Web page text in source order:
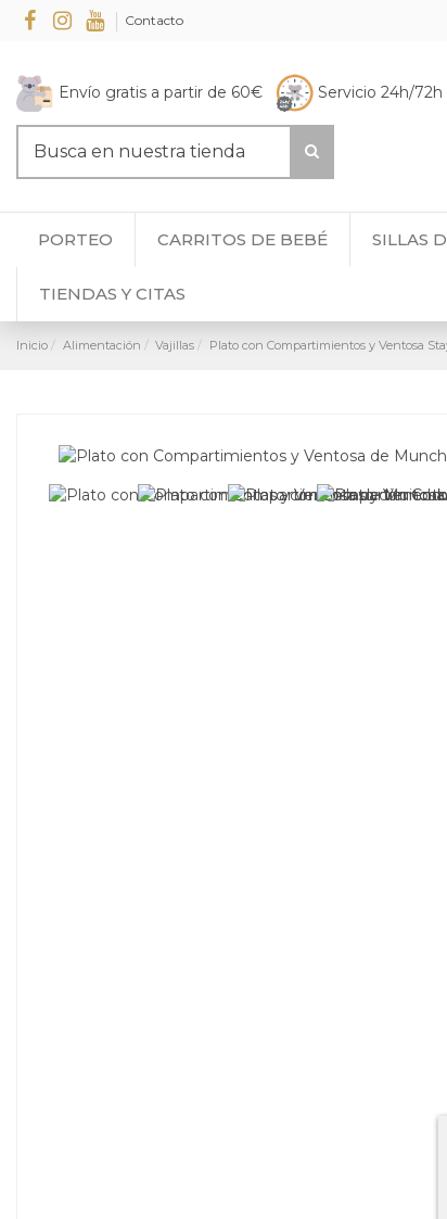
Contacto
Envío gratis a partir de 60€ Servicio 24h/72h
PORTEO CARRITOS DE BEBÉ SILLAS
TIENDAS Y CITAS
Inicio Alimentación Vajillas Plato con Compartimientos y Ventosa